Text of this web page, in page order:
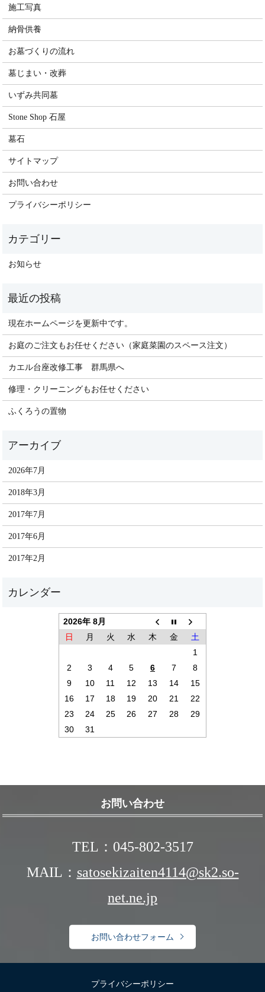
施工写真
納骨供養
お墓づくりの流れ
墓じまい・改葬
いずみ共同墓
Stone Shop 石屋
墓石
サイトマップ
お問い合わせ
プライバシーポリシー
お知らせ
現在ホームページを更新中です。
お庭のご注文もお任せください（家庭菜園のスペース注文）
カエル台座改修工事 群馬県へ
修理・クリーニングもお任せください
ふくろうの置物
2026年7月
2018年3月
2017年7月
2017年6月
2017年2月
2026年 8月
日
月 火 水 木 金
土
1
2
3 4 5 6 7
8
9
10 11 12 13 14
15
16
17 18 19 20 21
22
23
24 25 26 27 28
29
30
31
お問い合わせ
TEL：045-802-3517
MAIL： satosekizaiten4114@sk2.so-
net.ne.jp
お問い合わせフォーム
プライバシーポリシー